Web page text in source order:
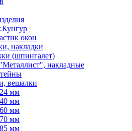
окон
накладки
(шпингалет)
накладные
вешалки
мм
мм
мм
мм
мм